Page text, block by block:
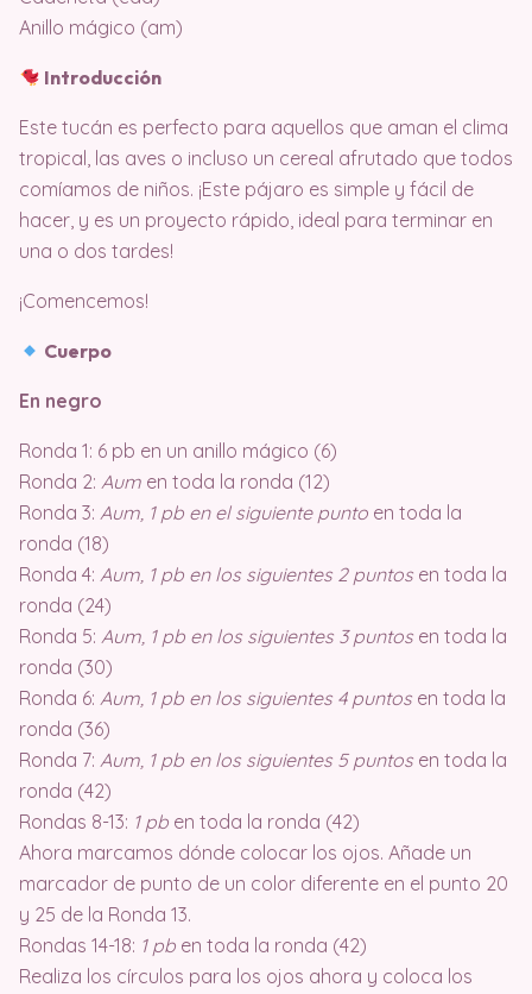
Anillo mágico (am)
Introducción
Este tucán es perfecto para aquellos que aman el clima
tropical, las aves o incluso un cereal afrutado que todos
comíamos de niños. ¡Este pájaro es simple y fácil de
hacer, y es un proyecto rápido, ideal para terminar en
una o dos tardes!
¡Comencemos!
Cuerpo
En negro
Ronda 1: 6 pb en un anillo mágico (6)
Ronda 2: Aum en toda la ronda (12)
Ronda 3: Aum, 1 pb en el siguiente punto en toda la
ronda (18)
Ronda 4: Aum, 1 pb en los siguientes 2 puntos en toda la
ronda (24)
Ronda 5: Aum, 1 pb en los siguientes 3 puntos en toda la
ronda (30)
Ronda 6: Aum, 1 pb en los siguientes 4 puntos en toda la
ronda (36)
Ronda 7: Aum, 1 pb en los siguientes 5 puntos en toda la
ronda (42)
Rondas 8-13: 1 pb en toda la ronda (42)
Ahora marcamos dónde colocar los ojos. Añade un
marcador de punto de un color diferente en el punto 20
y 25 de la Ronda 13.
Rondas 14-18: 1 pb en toda la ronda (42)
Realiza los círculos para los ojos ahora y coloca los